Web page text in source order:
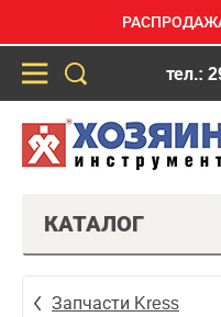
тел.:
КАТАЛОГ
Запчасти Kress